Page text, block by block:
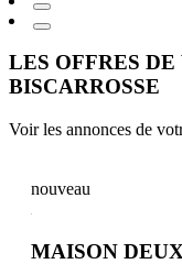
LES OFFRES
BISCARROSSE
Voir les annonces de
nouveau
MAISON